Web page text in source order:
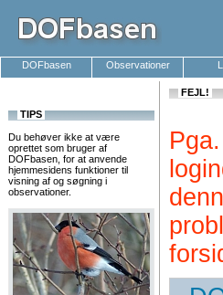
DOFbasen Observationer
TIPS
Du behøver ikke at være
oprettet som bruger af
DOFbasen, for at anvende
hjemmesidens funktioner til
visning af og søgning i
observationer.
FEJL!